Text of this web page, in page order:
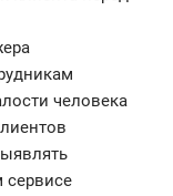
человека
сервисе